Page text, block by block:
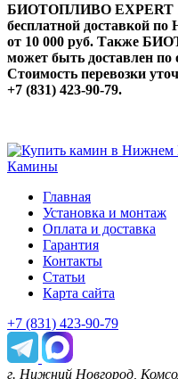
БИОТОПЛИВО EXPERT
бесплатной доставкой
от 10 000 руб. Также
может быть доставлен
Стоимость перевозки
+7 (831) 423-90-79.
Камины
Главная
Установка и монтаж
Оплата и доставка
Гарантия
Контакты
Статьи
Карта сайта
+7 (831) 423-90-79
г. Нижний Новгород,